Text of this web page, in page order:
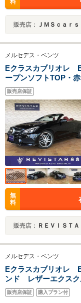
料
販売店： ＪＭＳｃａｒｓ
メルセデス・ベンツ
Eクラスカブリオレ
ープンソフトTOP・
スカーフ・プレセー
ドスポット・ナビTV
インテリジェントラ
販売店保証
無
料
販売店： ＲＥＶＩＳＴＡ
メルセデス・ベンツ
Eクラスカブリオレ
ンド レザーエクス
シブ パフュームア
ップディスプレイ デ
販売店保証 購入プラン付